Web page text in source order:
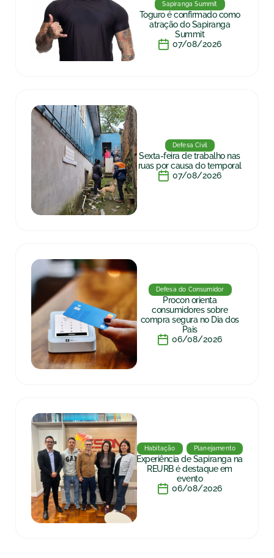
Sapiranga Summit
Toguro é confirmado como
atração do Sapiranga
Summit
07/08/2026
Defesa Civil
Sexta-feira de trabalho nas
ruas por causa do temporal
07/08/2026
Defesa do Consumidor
Procon orienta
consumidores sobre
compra segura no Dia dos
Pais
06/08/2026
Habitação Planejamento
Experiência de Sapiranga na
REURB é destaque em
evento
06/08/2026